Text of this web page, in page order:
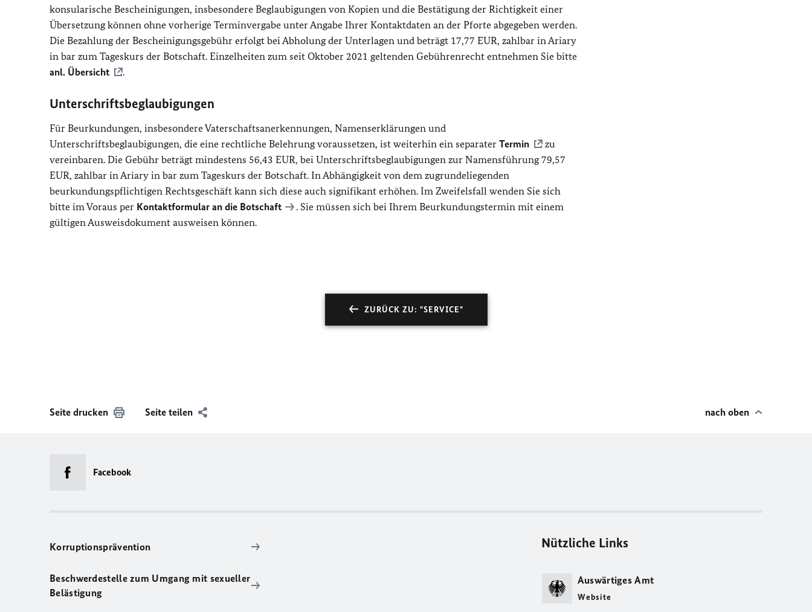
konsularische Bescheinigungen, insbesondere Beglaubigungen von Kopien und die Bestätigung der Richtigkeit einer
Übersetzung können ohne vorherige Terminvergabe unter Angabe Ihrer Kontaktdaten an der Pforte abgegeben werden.
Die Bezahlung der Bescheinigungsgebühr erfolgt bei Abholung der Unterlagen und beträgt 17,77 EUR, zahlbar in Ariary
in bar zum Tageskurs der Botschaft. Einzelheiten zum seit Oktober 2021 geltenden Gebührenrecht entnehmen Sie bitte
anl. Übersicht
.
Unterschriftsbeglaubigungen
Für Beurkundungen, insbesondere Vaterschaftsanerkennungen, Namenserklärungen und
Unterschriftsbeglaubigungen, die eine rechtliche Belehrung voraussetzen, ist weiterhin ein separater Termin
zu
vereinbaren. Die Gebühr beträgt mindestens 56,43 EUR, bei Unterschriftsbeglaubigungen zur Namensführung 79,57
EUR, zahlbar in Ariary in bar zum Tageskurs der Botschaft. In Abhängigkeit von dem zugrundeliegenden
beurkundungspflichtigen Rechtsgeschäft kann sich diese auch signifikant erhöhen. Im Zweifelsfall wenden Sie sich
bitte im Voraus per Kontaktformular an die Botschaft
. Sie müssen sich bei Ihrem Beurkundungstermin mit einem
gültigen Ausweisdokument ausweisen können.
ZURÜCK ZU: "SERVICE"
Seite drucken Seite teilen nach oben
Facebook
Korruptionsprävention
Beschwerdestelle zum Umgang mit sexueller
Belästigung
Nützliche Links
Auswärtiges Amt
Website